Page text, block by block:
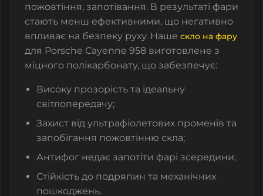
пожовтіння, запотівання. В результаті фари
стають менш ефективними, що негативно
впливає на безпеку руху. Наше скло на фару
для Porsche Cayenne 958 виготовлене з
міцного полікарбонату, що забезпечує:
Високу прозорість та ідеальну
світлопередачу;
Захист від ультрафіолетових променів та
запобігання пожовтінню скла;
Антифог недає запотіти фарі зсередини;
Стійкість до подряпин та механічних
пошкоджень.